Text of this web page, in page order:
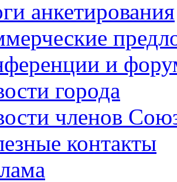
анкетирования
и
города
членов
контакты